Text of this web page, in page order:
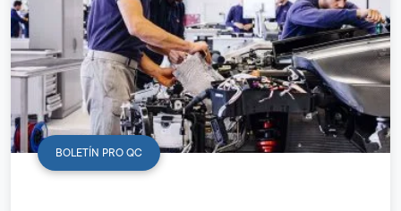
BOLETÍN PRO QC